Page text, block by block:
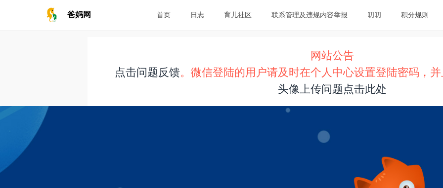
爸妈网 首页 日志 育儿社区 联系管理及违规内容举报 叨叨 积分规则
网站公告
点击问题反馈。微信登陆的用户请及时在个人中心设置登陆密码，并
头像上传问题点击此处